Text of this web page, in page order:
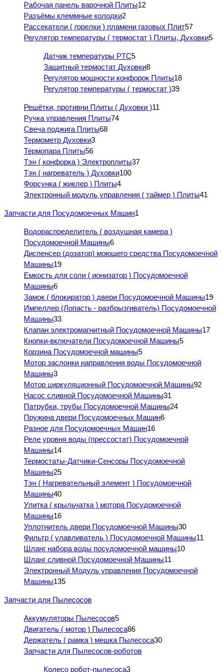
Рабочая панель варочной Плиты12
Разъёмы клеммные колодки2
Рассекатели ( горелки ) пламени газовых Плит57
Регулятор температуры ( термостат ) Плиты, Духовки5
Датчик температуры PTC5
Защитный термостат Духовки8
Регулятор мощности конфорок Плиты18
Регулятор температуры ( термостат )39
Решётки, противни Плиты ( Духовки )11
Ручка управления Плиты74
Свеча поджига Плиты68
Термометр Духовки3
Термопара Плиты56
Тэн ( конфорка ) Электроплиты37
Тэн ( нагреватель ) Духовки100
Форсунка ( жиклер ) Плиты4
Электронный модуль управления ( таймер ) Плиты41
Запчасти для Посудомоечных Машин1
Водораспределитель ( воздушная камера )
Посудомоечной Машины6
Диспенсер (дозатор) моющего средства Посудомоечной
Машины19
Емкость для соли ( ионизатор ) Посудомоечной
Машины6
Замок ( блокиратор ) двери Посудомоечной Машины19
Импеллер (Лопасть - разбрызгиватель) Посудомоечной
Машины33
Клапан электромагнитный Посудомоечной Машины17
Кнопки-включатели Посудомоечной Машины5
Корзина Посудомоечной машины5
Мотор заслонки направления воды Посудомоечной
Машины3
Мотор циркуляционный Посудомоечной Машины92
Насос сливной Посудомоечной Машины31
Патрубки, трубы Посудомоечной Машины24
Пружина двери Посудомоечных Машин6
Разное для Посудомоечных Машин16
Реле уровня воды (прессостат) Посудомоечной
Машины14
Термостаты-Датчики-Сенсоры Посудомоечной
Машины25
Тэн ( Нагревательный элемент ) Посудомоечной
Машины40
Улитка ( крыльчатка ) мотора Посудомоечной
Машины16
Уплотнитель двери Посудомоечной Машины30
Фильтр ( улавливатель ) Посудомоечной Машины11
Шланг набора воды посудомоечной машины10
Шланг сливной Посудомоечной Машины11
Электронный Модуль управления Посудомоечной
Машины135
Запчасти для Пылесосов
Аккумуляторы Пылесосов5
Двигатель ( мотор ) Пылесоса86
Держатель ( рамка ) мешка Пылесоса30
Запчасти для Пылесосов-роботов
Колесо робот-пылесоса3